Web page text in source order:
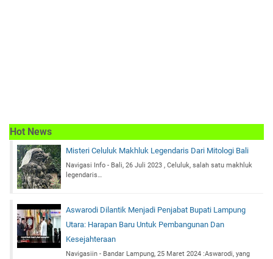
Hot News
Misteri Celuluk Makhluk Legendaris Dari Mitologi Bali
Navigasi Info - Bali, 26 Juli 2023 , Celuluk, salah satu makhluk
legendaris…
Aswarodi Dilantik Menjadi Penjabat Bupati Lampung
Utara: Harapan Baru Untuk Pembangunan Dan
Kesejahteraan
Navigasiin - Bandar Lampung, 25 Maret 2024 :Aswarodi, yang